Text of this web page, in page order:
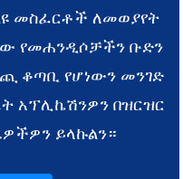
መስፈርቶች ለመወያየት
የመሐንዲሶቻችን ቡድን
ቆጣቢ የሆነውን መንገድ
አፕሊኬሽንዎን በዝርዝር
ይላኩልን።